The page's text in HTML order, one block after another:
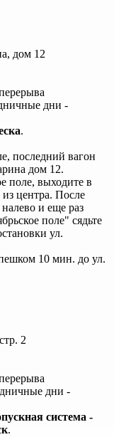
дом 12
дни -
.
последний вагон
дом 12.
поле, выходите в
центра. После
и еще раз
поле" сядьте
ул.
10 мин. до ул.
2
дни -
система -
.